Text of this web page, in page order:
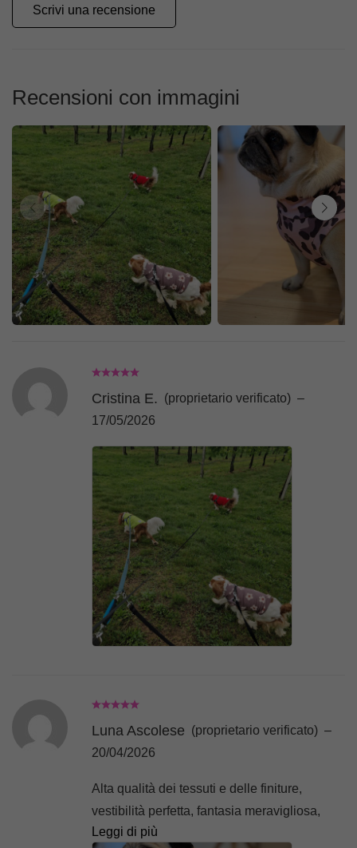
Scrivi una recensione
Recensioni con immagini
Cristina E. (proprietario verificato) –
17/05/2026
Luna Ascolese (proprietario verificato) –
20/04/2026
Alta qualità dei tessuti e delle finiture,
vestibilità perfetta, fantasia meravigliosa,
pacco sempre super curato, rapidissima
Leggi di più